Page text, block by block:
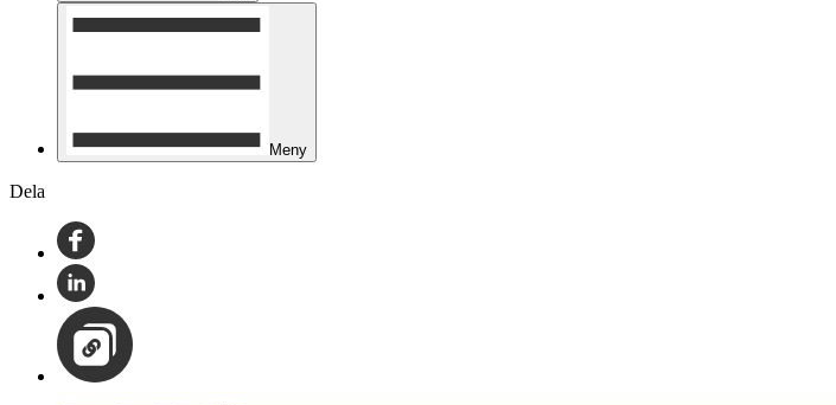
Meny
Dela